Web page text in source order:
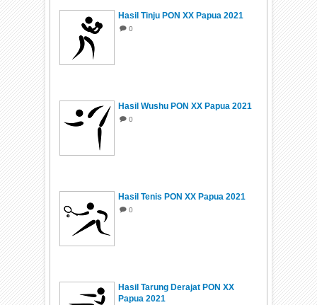
Hasil Tinju PON XX Papua 2021
0
Hasil Wushu PON XX Papua 2021
0
Hasil Tenis PON XX Papua 2021
0
Hasil Tarung Derajat PON XX
Papua 2021